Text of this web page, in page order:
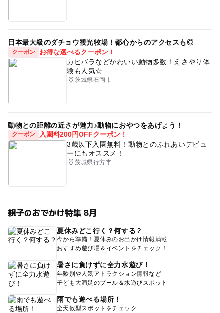
日本最大級のダチョウ観光牧場！都心からのアクセスも◎
クーポン
お得な選べるクーポン！
カピバラなどかわいい動物多数！えさやり体
験も人気☆
茨城県石岡市
動物との距離の近さが魅力♪動物におやつをあげよう！
クーポン
入園料200円OFFクーポン！
3歳以下入園無料！動物とのふれあいデビュ
ーにもオススメ！
茨城県行方市
親子のおでかけ特集 8月
夏休みどこ行く？何する？
今から準備！夏休みのお出かけ情報満載
おすすめ遊び場＆イベントをチェック！
暑さに負けずに全力水遊び！
年齢別や人気アトラクション情報など
子ども大満足のプール＆水遊びスポット
雨でも遊べる場所！
全天候型スポットをチェック